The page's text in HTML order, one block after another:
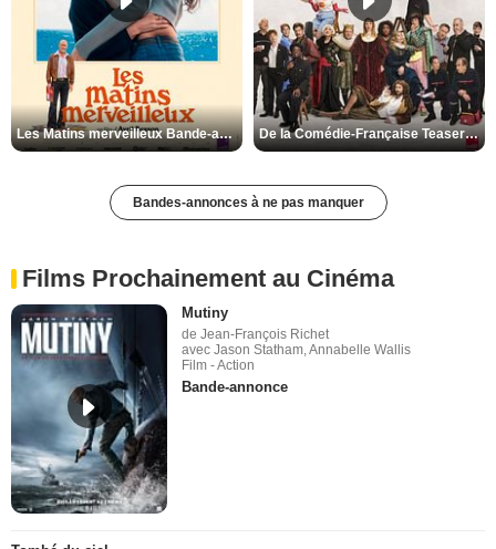
Les Matins merveilleux Bande-annonce VF De la Comédie-Française Teaser VF
Bandes-annonces à ne pas manquer
Films Prochainement au Cinéma
Mutiny
de Jean-François Richet
avec Jason Statham, Annabelle Wallis
Film - Action
Bande-annonce